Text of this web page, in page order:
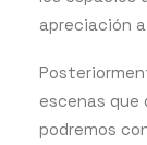
apreciación
escenas que
podremos